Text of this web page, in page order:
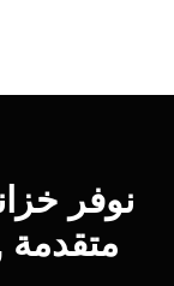
نوفر
متقدمة